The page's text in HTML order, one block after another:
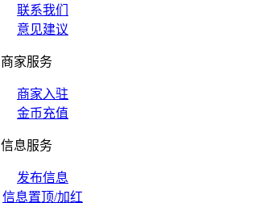
联系我们
意见建议
商家服务
商家入驻
金币充值
信息服务
发布信息
信息置顶/加红